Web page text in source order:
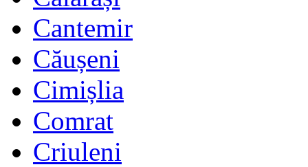
Cantemir
Căușeni
Cimișlia
Comrat
Criuleni